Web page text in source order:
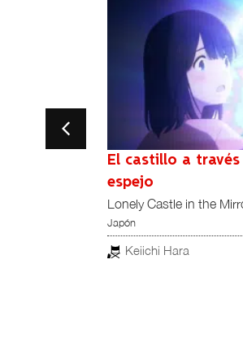
El castillo a
espejo
Lonely Castle in the
Japón
Keiichi Hara